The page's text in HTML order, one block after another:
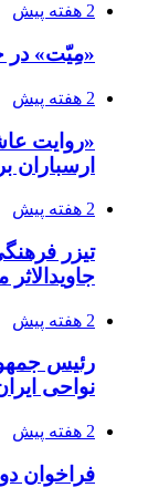
2 هفته پیش
«مِیّت» در
2 هفته پیش
«روایت
2 هفته پیش
تیزر
جاویدالاثر
2 هفته پیش
رئیس
نواحی
2 هفته پیش
فراخوان